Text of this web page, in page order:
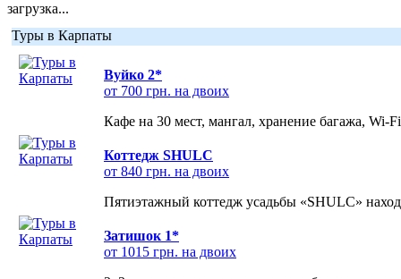
загрузка...
Туры в Карпаты
Вуйко 2*
от 700 грн. на двоих
Кафе на 30 мест, мангал, хранение багажа, Wi-
Коттедж SHULC
от 840 грн. на двоих
Пятиэтажный коттедж усадьбы «SHULC»
Затишок 1*
от 1015 грн. на двоих